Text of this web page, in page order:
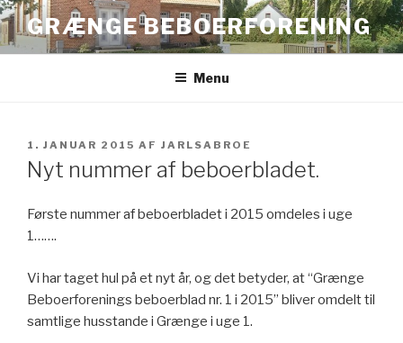
Videre
til
indhold
GRÆNGE BEBOERFORENING
Menu
UDGIVET
DEN
1. JANUAR 2015 AF JARLSABROE
Nyt nummer af beboerbladet.
Første nummer af beboerbladet i 2015 omdeles i uge
1…….
Vi har taget hul på et nyt år, og det betyder, at “Grænge
Beboerforenings beboerblad nr. 1 i 2015” bliver omdelt til
samtlige husstande i Grænge i uge 1.